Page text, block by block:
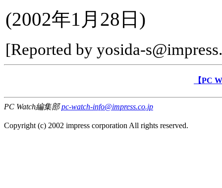
(2002年1月28日)
[Reported by yosida-
【PC
PC Watch編集部pc-watch-info@impress.co.jp
Copyright (c) 2002 impress corporation All rights reserved.